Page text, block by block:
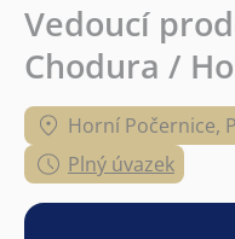
Vedoucí
Chodura /
Horní Počernice,
Plný úvazek